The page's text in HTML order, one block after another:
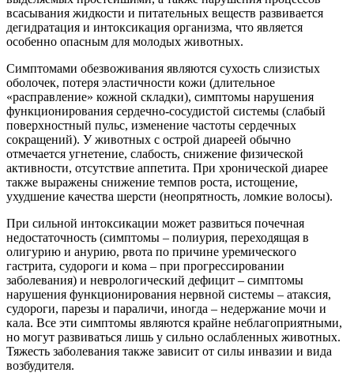
всасывания жидкости и питательных веществ развивается
дегидратация и интоксикация организма, что является
особенно опасным для молодых животных.
Симптомами обезвоживания являются сухость слизистых
оболочек, потеря эластичности кожи (длительное
«расправление» кожной складки), симптомы нарушения
функционирования сердечно-сосудистой системы (слабый
поверхностный пульс, изменение частоты сердечных
сокращений). У животных с острой диареей обычно
отмечается угнетение, слабость, снижение физической
активности, отсутствие аппетита. При хронической диарее
также выражены снижение темпов роста, истощение,
ухудшение качества шерсти (неопрятность, ломкие волосы).
При сильной интоксикации может развиться почечная
недостаточность (симптомы – полиурия, переходящая в
олигурию и анурию, рвота по причине уремического
гастрита, судороги и кома – при прогрессировании
заболевания) и неврологический дефицит – симптомы
нарушения функционирования нервной системы – атаксия,
судороги, парезы и параличи, иногда – недержание мочи и
кала. Все эти симптомы являются крайне неблагоприятными,
но могут развиваться лишь у сильно ослабленных животных.
Тяжесть заболевания также зависит от силы инвазии и вида
возбудителя.